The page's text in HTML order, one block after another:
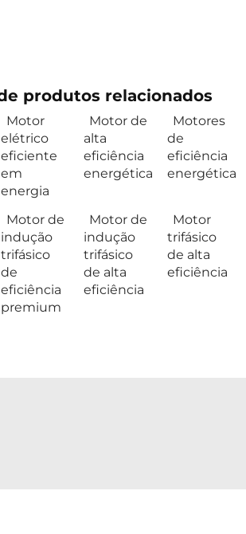
produtos relacionados
Motor
elétrico
eficiente
em
energia
Motor de
alta
eficiência
energética
Motores
de
eficiência
energética
Motor de
indução
trifásico
de
eficiência
premium
Motor de
indução
trifásico
de alta
eficiência
Motor
trifásico
de alta
eficiência